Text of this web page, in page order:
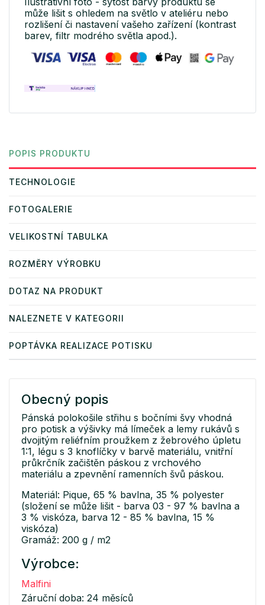
může lišit s ohledem na světlo v ateliéru nebo
rozlišení či nastavení vašeho zařízení (kontrast
barev, filtr modrého světla apod.).
POPIS PRODUKTU
TECHNOLOGIE
FOTOGALERIE
VELIKOSTNÍ TABULKA
ROZMĚRY VÝROBKU
DOTAZ NA PRODUKT
NALEZNETE V KATEGORII
POPTÁVKA REALIZACE POTISKU
Obecný popis
Pánská polokošile střihu s bočními švy vhodná
pro potisk a výšivky má límeček a lemy rukávů s
dvojitým reliéfním proužkem z žebrového úpletu
1:1, légu s 3 knoflíčky v barvě materiálu, vnitřní
průkrčník začištěn páskou z vrchového
materiálu a zpevnění ramenních švů páskou.
Materiál: Pique, 65 % bavlna, 35 % polyester
(složení se může lišit - barva 03 - 97 % bavlna a
3 % viskóza, barva 12 - 85 % bavlna, 15 %
viskóza)
Gramáž: 200 g / m2
Výrobce:
Malfini
Záruční doba: 24 měsíců